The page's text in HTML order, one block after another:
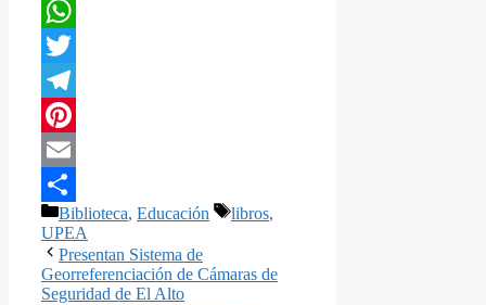
Facebook
WhatsApp
Twitter
Telegram
Pinterest
Email
Compartir
Categorías
Biblioteca, Educación Etiquetas
libros,
UPEA
Presentan Sistema de
Georreferenciación de Cámaras de
Seguridad de El Alto